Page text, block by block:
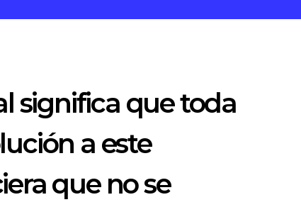
significa que toda
a este
que no se